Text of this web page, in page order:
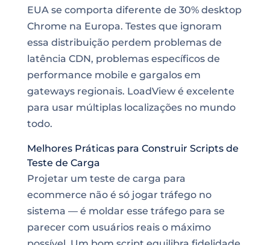
EUA se comporta diferente de 30% desktop
Chrome na Europa. Testes que ignoram
essa distribuição perdem problemas de
latência CDN, problemas específicos de
performance mobile e gargalos em
gateways regionais. LoadView é excelente
para usar múltiplas localizações no mundo
todo.
Melhores Práticas para Construir Scripts de
Teste de Carga
Projetar um teste de carga para
ecommerce não é só jogar tráfego no
sistema — é moldar esse tráfego para se
parecer com usuários reais o máximo